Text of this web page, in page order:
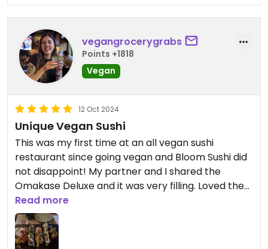
vegangrocerygrabs
Points +1818
Vegan
12 Oct 2024
Unique Vegan Sushi
This was my first time at an all vegan sushi
restaurant since going vegan and Bloom Sushi did
not disappoint! My partner and I shared the
Omakase Deluxe and it was very filling. Loved the
creativity behind every roll and the unique flavors.
Highly recommend for an upscale date night spot.
Read more